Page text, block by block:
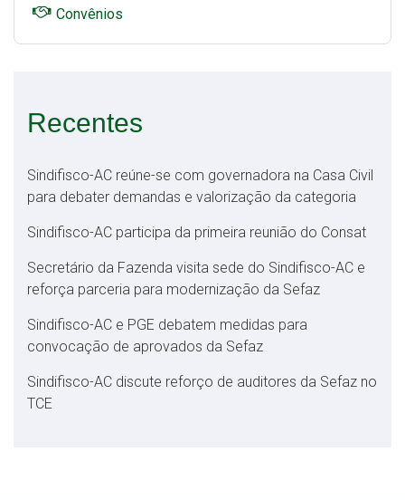
Convênios
Recentes
Sindifisco-AC reúne-se com governadora na Casa Civil
para debater demandas e valorização da categoria
Sindifisco-AC participa da primeira reunião do Consat
Secretário da Fazenda visita sede do Sindifisco-AC e
reforça parceria para modernização da Sefaz
Sindifisco-AC e PGE debatem medidas para
convocação de aprovados da Sefaz
Sindifisco-AC discute reforço de auditores da Sefaz no
TCE